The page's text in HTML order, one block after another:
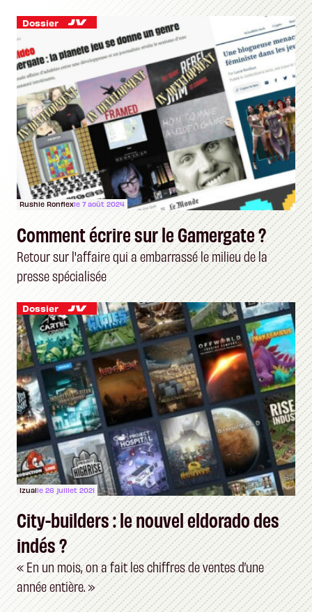
Dossier
Rushie Ronflexle 7 août 2024
Comment écrire sur le Gamergate ?
Retour sur l'affaire qui a embarrassé le milieu de la
presse spécialisée
Dossier
Izualle 26 juillet 2021
City-builders : le nouvel eldorado des
indés ?
« En un mois, on a fait les chiffres de ventes d’une
année entière. »